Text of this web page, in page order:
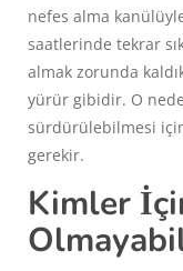
nefes alma
saatlerinde tekrar
almak zorunda
yürür gibidir. O
sürdürülebilmesi
gerekir.
Kimler